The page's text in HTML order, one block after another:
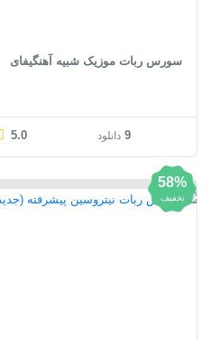
سورس ربات موزیک شبیه آهنگیفای
9 دانلود 5.0
58%
تخفیف